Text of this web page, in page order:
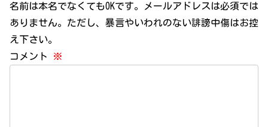
名前は本名でなくてもOKです。メールアドレスは必須では
ありません。ただし、暴言やいわれのない誹謗中傷はお控
え下さい。
コメント
※